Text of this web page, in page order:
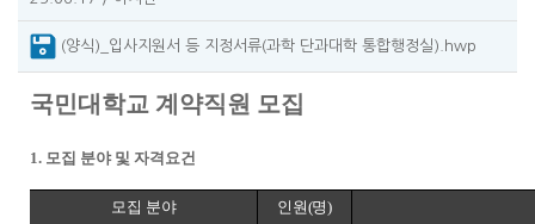
(양식)_입사지원서 등 지정서류(과학 단과대학 통합행정실).hwp
국민대학교 계약직원 모집
1. 모집 분야 및 자격요건
모집 분야 인원(명)